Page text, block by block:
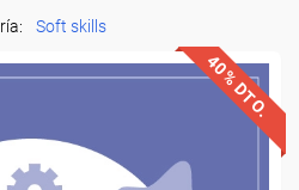
Soft skills
40% DTO.